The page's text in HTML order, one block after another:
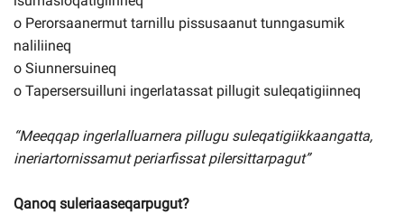
o Perorsaanermut tarnillu pissusaanut tunngasumik
naliliineq
o Siunnersuineq
o Tapersersuilluni ingerlatassat pillugit suleqatigiinneq
“Meeqqap ingerlalluarnera pillugu suleqatigiikkaangatta,
ineriartornissamut periarfissat pilersittarpagut”
Qanoq suleriaaseqarpugut?